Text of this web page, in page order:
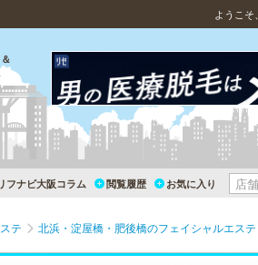
ようこそ、
フナビ大阪コラム 閲覧履歴 お気に入り
テ 北浜・淀屋橋・肥後橋のフェイシャルエステ